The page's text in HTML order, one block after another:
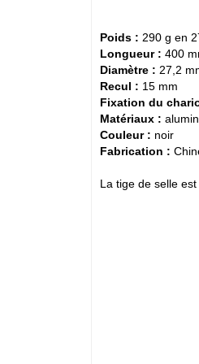
Poids : 290 g en
Longueur : 400
Diamètre : 27,2
Recul : 15 mm
Fixation du
Matériaux :
Couleur : noir
Fabrication :
La tige de selle